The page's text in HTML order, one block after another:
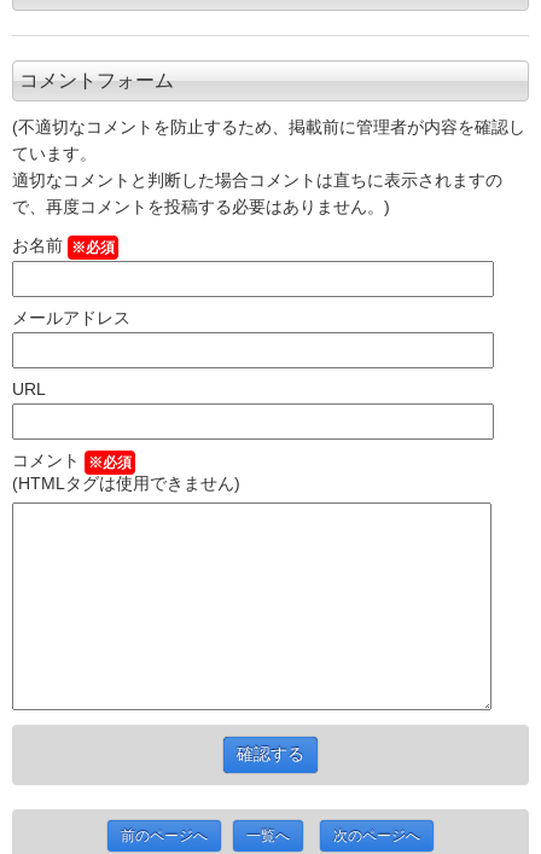
コメントフォーム
(不適切なコメントを防止するため、掲載前に管理者が内容を確認し
ています。
適切なコメントと判断した場合コメントは直ちに表示されますの
で、再度コメントを投稿する必要はありません。)
お名前 ※必須
メールアドレス
URL
コメント ※必須
(HTMLタグは使用できません)
前のページへ 一覧へ 次のページへ